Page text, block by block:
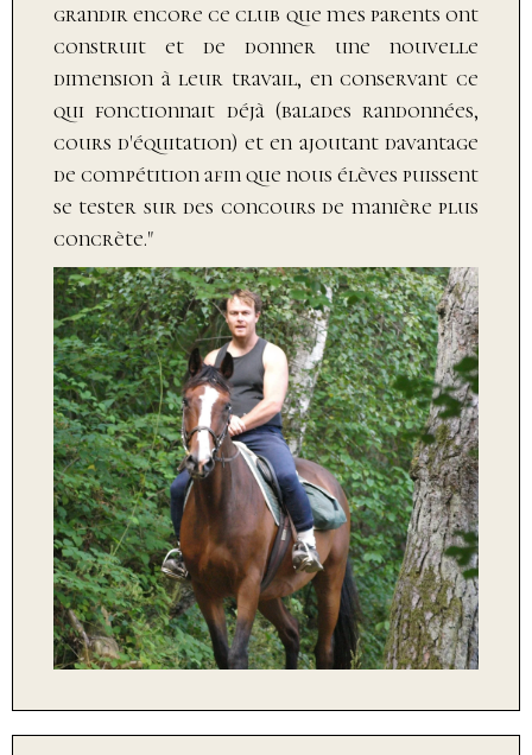
grandir encore ce club que mes parents ont
construit et de donner une nouvelle
dimension à leur travail, en conservant ce
qui fonctionnait déjà (balades randonnées,
cours d'équitation) et en ajoutant davantage
de compétition afin que nous élèves puissent
se tester sur des concours de manière plus
concrète."